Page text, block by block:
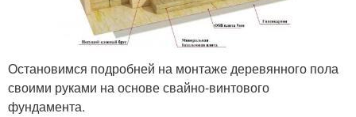
Остановимся подробней на монтаже деревянного пола
своими руками на основе свайно-винтового
фундамента.